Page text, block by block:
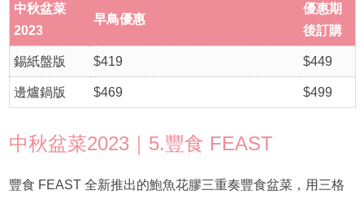
中秋盆菜
2023
早鳥優惠
優惠期
後訂購
錫紙盤版 $419 $449
邊爐鍋版 $469 $499
中秋盆菜2023｜5.豐食 FEAST
豐食 FEAST 全新推出的鮑魚花膠三重奏豐食盆菜，用三格